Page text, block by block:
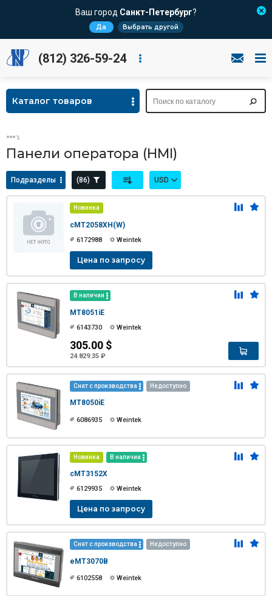
Ваш город Санкт-Петербург?
Да Выбрать другой
(812) 326-59-24
Каталог товаров
Панели оператора (HMI)
Подразделы (86) USD
Новинка
cMT2058XH(W)
6172988 Weintek
Цена по запросу
В наличии
MT8051iE
6143730 Weintek
305.00 $
24 829.35 ₽
Снят с производства Недоступно
MT8050iE
6086935 Weintek
Новинка В наличии
cMT3152X
6129935 Weintek
Цена по запросу
Снят с производства Недоступно
eMT3070B
6102558 Weintek